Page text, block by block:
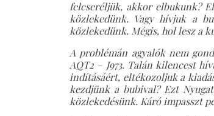
felcseréljük, akkor elbukunk?
közlekedünk. Vagy hívjuk a
közlekedünk. Mégis, hol lesz a
A problémán agyalók nem
AQT2 – J973. Talán kilencest
indításáért, eltékozoljuk a
kezdjünk a bubival? Ezt
közlekedésünk. Káró impasszt